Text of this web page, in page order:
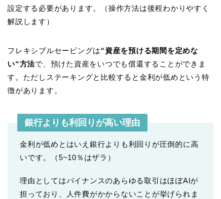
設定する必要があります。（操作方法は後程わかりやすく
解説します）
フレキシブルセービングは“資産を預ける期間を定めな
い“方法で、預けた資産をいつでも償還することができま
す。ただしステーキングと比較すると金利が低めという特
徴があります。
銀行よりも利回りが高い理由
金利が低めとはいえ銀行よりも利回りが圧倒的に高
いです。（5~10％はザラ）
理由としてはバイナンスのあらゆる取引はほぼAIが
担っており、人件費がかからないことが挙げられま